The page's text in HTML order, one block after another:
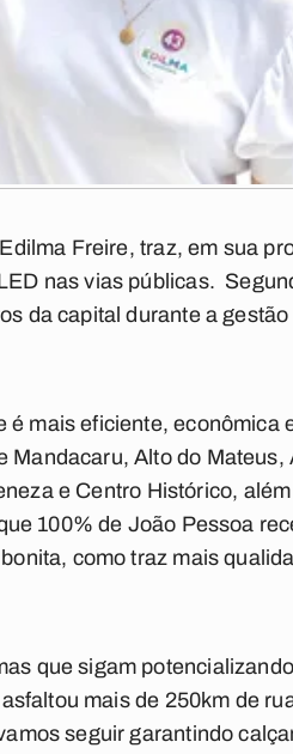
Freire, traz, em sua
nas vias públicas.
da capital durante a
é mais eficiente, econômica
Alto do Mateus,
e Centro Histórico,
100% de João Pessoa
como traz mais
que sigam
mais de 250km de
seguir garantindo